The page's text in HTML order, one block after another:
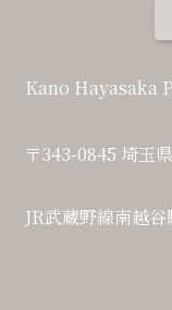
Kano Hayasaka
〒343-0845 埼玉
JR武蔵野線南越